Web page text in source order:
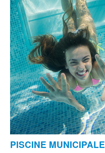
PISCINE MUNICIPALE